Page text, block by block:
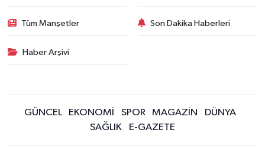
Tüm Manşetler Son Dakika Haberleri
Haber Arşivi
GÜNCEL EKONOMİ SPOR MAGAZİN
DÜNYA
SAĞLIK
E-GAZETE